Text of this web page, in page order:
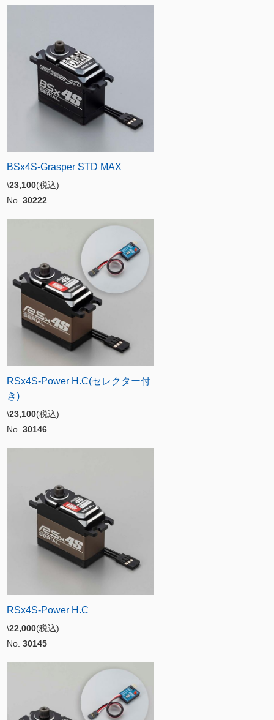
BSx4S-Grasper STD MAX
\23,100(税込)
No. 30222
RSx4S-Power H.C(セレクター付
き)
\23,100(税込)
No. 30146
RSx4S-Power H.C
\22,000(税込)
No. 30145